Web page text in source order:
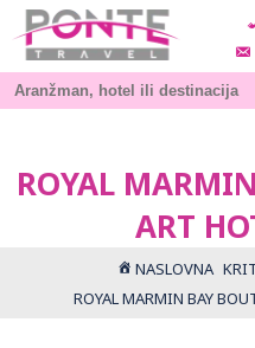
ROYAL
ART
NASLOVNA
ROYAL MARMIN BAY